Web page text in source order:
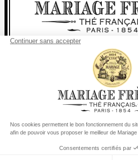
Notre histoire
Devenir partenaire
Préférences en matière
© COPYRIGHT 2026 /
Bienvenue
Pour tout achat, lalivraison
à partir de 60 € en France
à partir de 150 €pour le
Votre pays de livraison est